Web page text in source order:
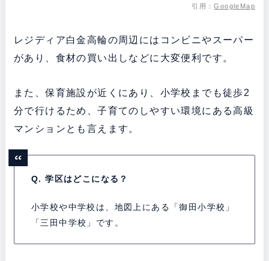
引用：GoogleMap
レジディア白金高輪の周辺にはコンビニやスーパー
があり、食材の買い出しなどに大変便利です。
また、保育施設が近くにあり、小学校までも徒歩2
分で行けるため、子育てのしやすい環境にある高級
マンションとも言えます。
Q. 学区はどこになる？
小学校や中学校は、地図上にある「御田小学校」
「三田中学校」です。